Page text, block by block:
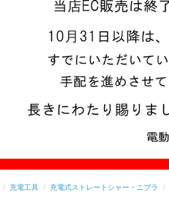
充電工具 充電式ストレートシャー・ニブラ